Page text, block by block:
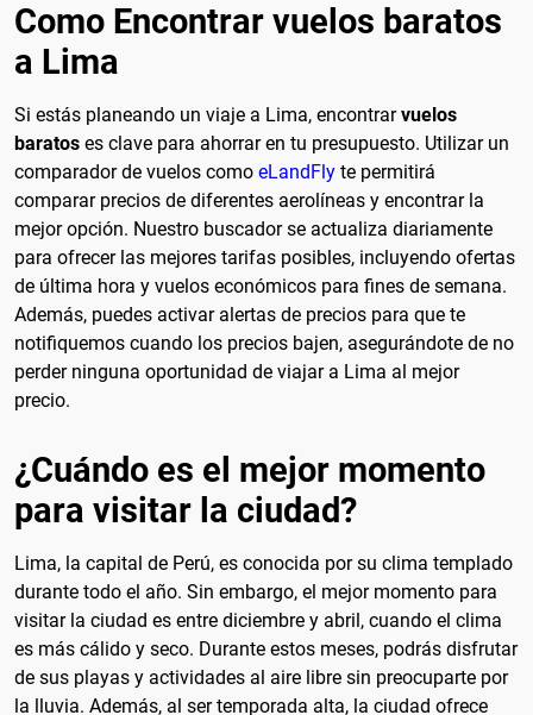
Como Encontrar vuelos baratos
a Lima
Si estás planeando un viaje a Lima, encontrarvuelos
baratos es clave para ahorrar en tu presupuesto. Utilizar un
comparador de vuelos como eLandFly te permitirá
comparar precios de diferentes aerolíneas y encontrar la
mejor opción. Nuestro buscador se actualiza diariamente
para ofrecer las mejores tarifas posibles, incluyendo ofertas
de última hora y vuelos económicos para fines de semana.
Además, puedes activar alertas de precios para que te
notifiquemos cuando los precios bajen, asegurándote de no
perder ninguna oportunidad de viajar a Lima al mejor
precio.
¿Cuándo es el mejor momento
para visitar la ciudad?
Lima, la capital de Perú, es conocida por su clima templado
durante todo el año. Sin embargo, el mejor momento para
visitar la ciudad es entre diciembre y abril, cuando el clima
es más cálido y seco. Durante estos meses, podrás disfrutar
de sus playas y actividades al aire libre sin preocuparte por
la lluvia. Además, al ser temporada alta, la ciudad ofrece